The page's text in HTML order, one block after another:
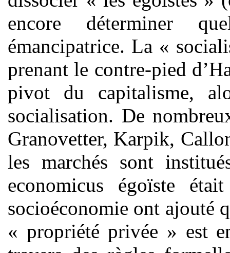
encore déterminer
émancipatrice. La «
prenant le contre-pied
pivot du capitalisme,
socialisation. De
Granovetter, Karpik,
les marchés sont
economicus égoïste
socioéconomie ont ajouté
« propriété privée » est